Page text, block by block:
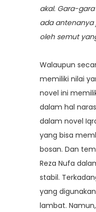
akal. Gara-
ada antenanya
oleh semut
Walaupun
memiliki nilai
novel ini
dalam hal
dalam novel
yang bisa
bosan. Dan
Reza Nufa
stabil.
yang
lambat.